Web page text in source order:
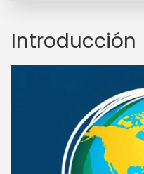
Introducción